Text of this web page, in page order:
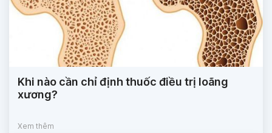
Khi nào cần chỉ định thuốc điều trị loãng
xương?
Xem thêm